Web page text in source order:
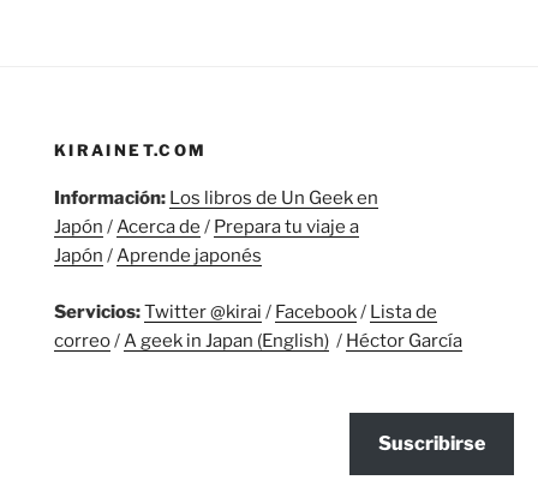
KIRAINET.COM
Información: Los libros de Un Geek en
Japón /Acerca de / Prepara tu viaje a
Japón /Aprende japonés
Servicios:Twitter @kirai / Facebook/ Lista de
correo/A geek in Japan (English) / Héctor García
Suscribirse